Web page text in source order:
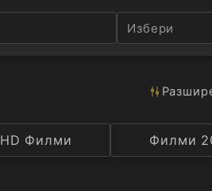
Избери
Рейтинг
HD Филми Филми